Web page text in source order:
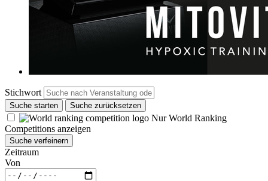
Stichwort
Suche starten Suche zurücksetzen
Nur World Ranking
Competitions anzeigen
Suche verfeinern
Zeitraum
Von